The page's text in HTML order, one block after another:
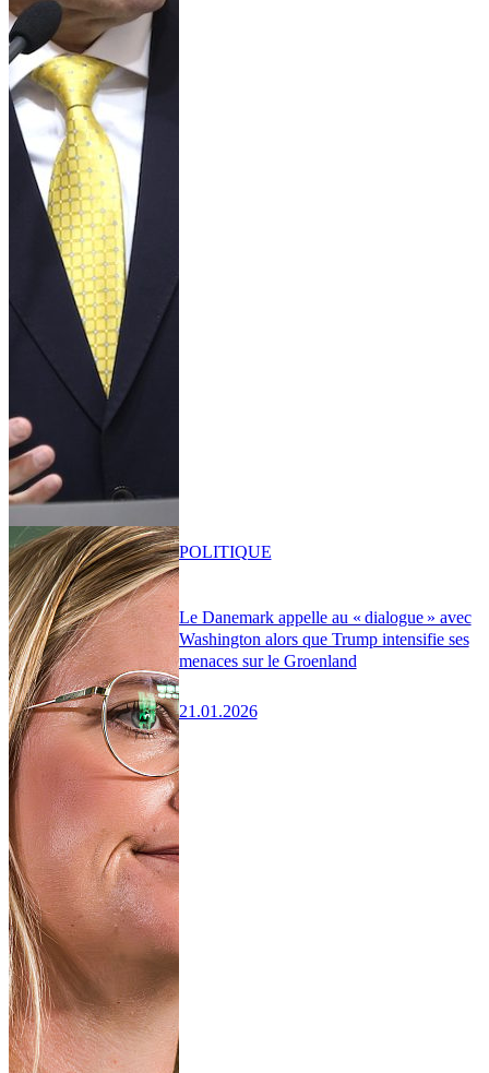
Le Danemark appelle au « dialogue » avec
Washington alors que Trump intensifie ses
menaces sur le Groenland
21.01.2026
POLITIQUE